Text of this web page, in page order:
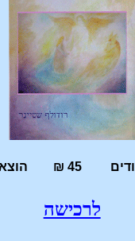
לרכישה